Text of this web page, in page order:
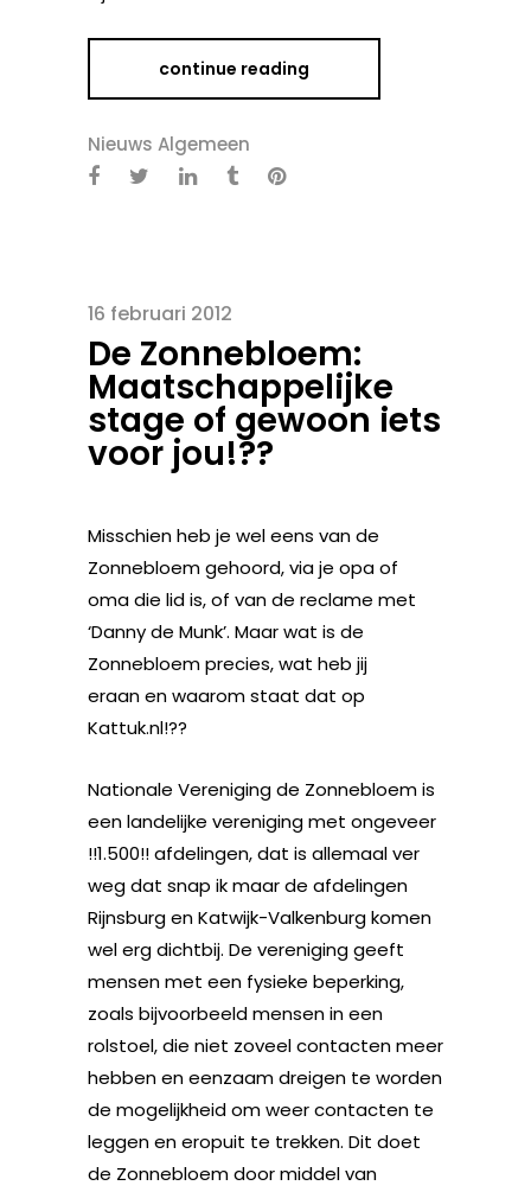
continue reading
Nieuws Algemeen
16 februari 2012
De Zonnebloem:
Maatschappelijke
stage of gewoon iets
voor jou!??
Misschien heb je wel eens van de
Zonnebloem gehoord, via je opa of
oma die lid is, of van de reclame met
‘Danny de Munk’. Maar wat is de
Zonnebloem precies, wat heb jij
eraan en waarom staat dat op
Kattuk.nl!??
Nationale Vereniging de Zonnebloem is
een landelijke vereniging met ongeveer
!!1.500!! afdelingen, dat is allemaal ver
weg dat snap ik maar de afdelingen
Rijnsburg en Katwijk-Valkenburg komen
wel erg dichtbij. De vereniging geeft
mensen met een fysieke beperking,
zoals bijvoorbeeld mensen in een
rolstoel, die niet zoveel contacten meer
hebben en eenzaam dreigen te worden
de mogelijkheid om weer contacten te
leggen en eropuit te trekken. Dit doet
de Zonnebloem door middel van